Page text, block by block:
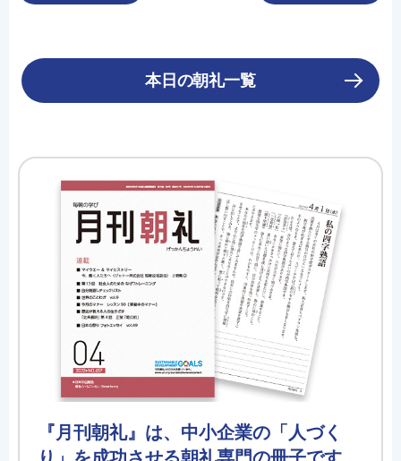
本日の朝礼一覧
『月刊朝礼』は、中小企業の「人づく
り」を成功させる朝礼専門の冊子です。